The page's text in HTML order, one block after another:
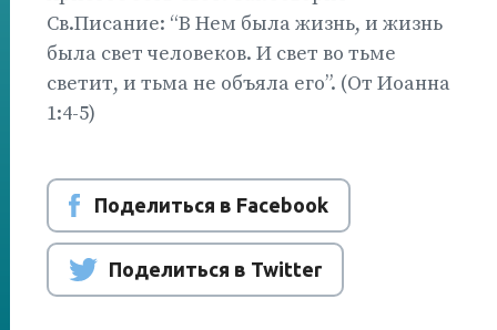
Св.Писание: “В Нем была жизнь, и жизнь
была свет человеков. И свет во тьме
светит, и тьма не объяла его”. (От Иоанна
1:4-5)
Поделиться в Facebook
Поделиться в Twitter